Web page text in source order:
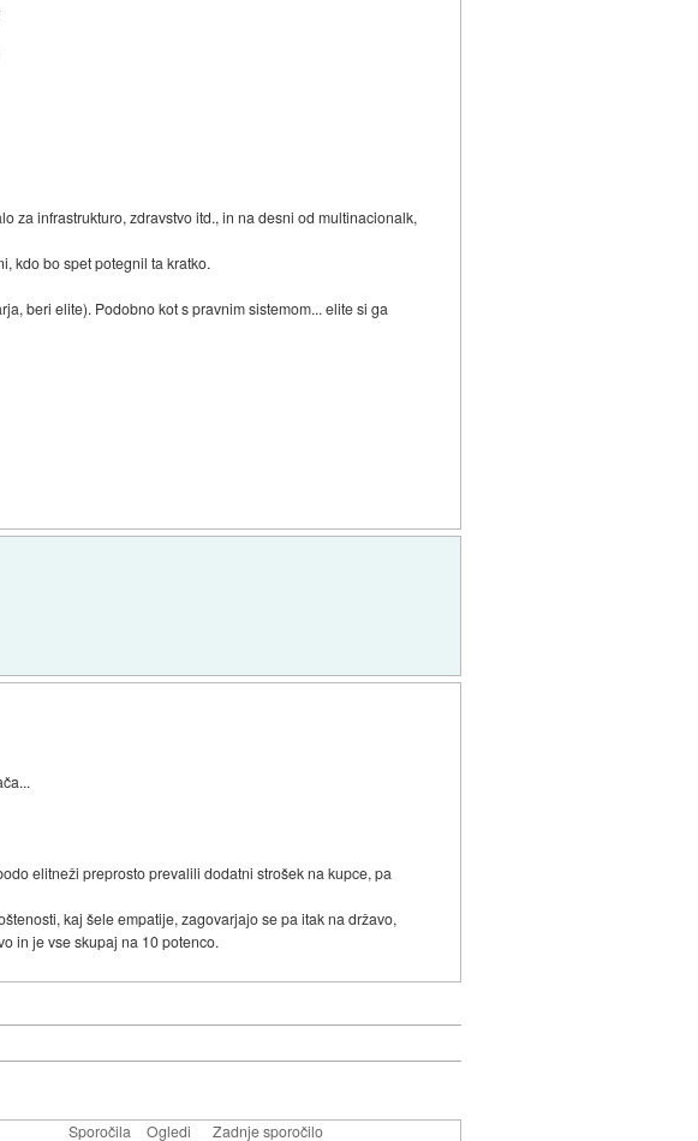
za infrastrukturo, zdravstvo itd., in na desni od multinacionalk,
kdo bo spet potegnil ta kratko.
beri elite). Podobno kot s pravnim sistemom... elite si ga
elitneži preprosto prevalili dodatni strošek na kupce, pa
kaj šele empatije, zagovarjajo se pa itak na državo,
in je vse skupaj na 10 potenco.
Sporočila Ogledi Zadnje sporočilo